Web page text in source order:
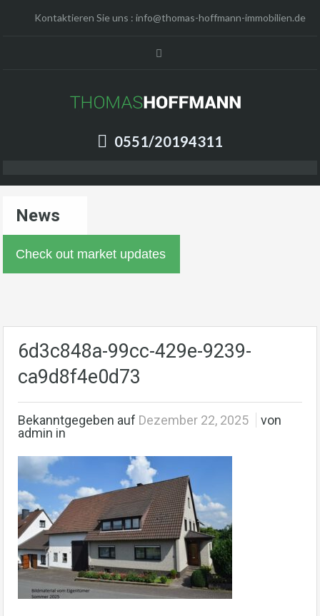
Kontaktieren Sie uns : info@thomas-hoffmann-immobilien.de
0551/20194311
News
Check out market updates
6d3c848a-99cc-429e-9239-
ca9d8f4e0d73
Bekanntgegeben auf Dezember 22, 2025
von
admin in